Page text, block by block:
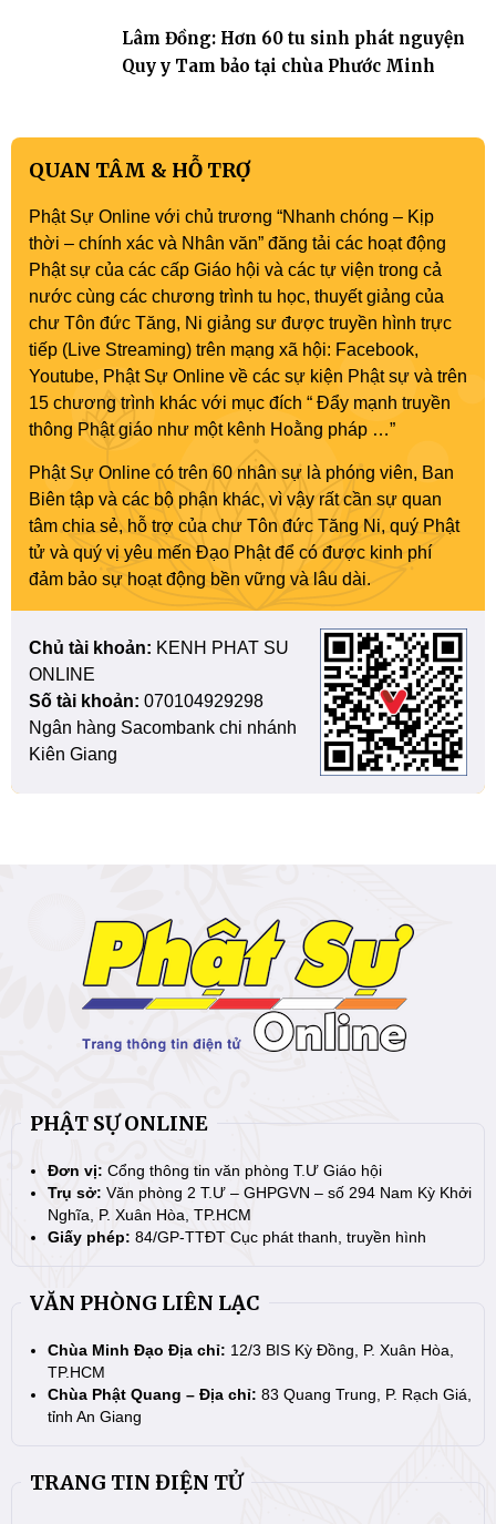
Lâm Đồng: Hơn 60 tu sinh phát nguyện
Quy y Tam bảo tại chùa Phước Minh
QUAN TÂM & HỖ TRỢ
Phật Sự Online với chủ trương “Nhanh chóng – Kịp
thời – chính xác và Nhân văn” đăng tải các hoạt động
Phật sự của các cấp Giáo hội và các tự viện trong cả
nước cùng các chương trình tu học, thuyết giảng của
chư Tôn đức Tăng, Ni giảng sư được truyền hình trực
tiếp (Live Streaming) trên mạng xã hội: Facebook,
Youtube, Phật Sự Online về các sự kiện Phật sự và trên
15 chương trình khác với mục đích “ Đẩy mạnh truyền
thông Phật giáo như một kênh Hoằng pháp …”
Phật Sự Online có trên 60 nhân sự là phóng viên, Ban
Biên tập và các bộ phận khác, vì vậy rất cần sự quan
tâm chia sẻ, hỗ trợ của chư Tôn đức Tăng Ni, quý Phật
tử và quý vị yêu mến Đạo Phật để có được kinh phí
đảm bảo sự hoạt động bền vững và lâu dài.
Chủ tài khoản: KENH PHAT SU
ONLINE
Số tài khoản: 070104929298
Ngân hàng Sacombank chi nhánh
Kiên Giang
PHẬT SỰ ONLINE
Đơn vị: Cổng thông tin văn phòng T.Ư Giáo hội
Trụ sở: Văn phòng 2 T.Ư – GHPGVN – số 294 Nam Kỳ Khởi
Nghĩa, P. Xuân Hòa, TP.HCM
Giấy phép: 84/GP-TTĐT Cục phát thanh, truyền hình
VĂN PHÒNG LIÊN LẠC
Chùa Minh Đạo Địa chỉ: 12/3 BIS Kỳ Đồng, P. Xuân Hòa,
TP.HCM
Chùa Phật Quang – Địa chỉ: 83 Quang Trung, P. Rạch Giá,
tỉnh An Giang
TRANG TIN ĐIỆN TỬ